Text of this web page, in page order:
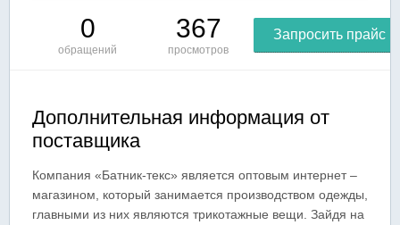
0
обращений
367
просмотров
Запросить прайс
Дополнительная информация от
поставщика
Компания «Батник-текс» является оптовым интернет –
магазином, который занимается производством одежды,
главными из них являются трикотажные вещи. Зайдя на